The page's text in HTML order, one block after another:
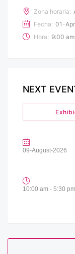
Zona horaria:
Fecha: 01-
Hora: 9:00
NEXT
09-August-2026
10:00 am - 5:30 pm